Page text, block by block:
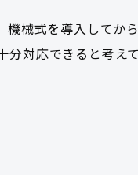
機械式を導入してか
対応できると考えて